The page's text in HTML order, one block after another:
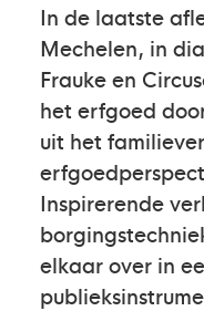
In de laatste
Mechelen, in
Frauke en
het erfgoed
uit het
Inspirerende
elkaar over in